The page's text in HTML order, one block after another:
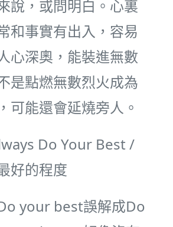
說，或問明白。心裏
和事實有出入，容易
心深奧，能裝進無數
是點燃無數烈火成為
可能還會延燒旁人。
Do Your Best /
好的程度
your best誤解成Do